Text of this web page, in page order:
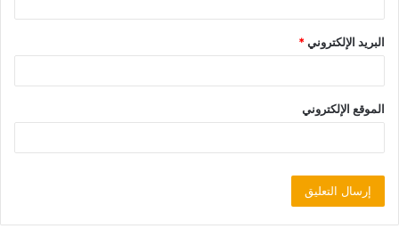
البريد الإلكتروني*
الموقع الإلكتروني